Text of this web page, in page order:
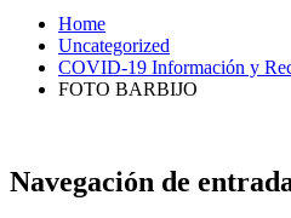
Home
Uncategorized
COVID-19 Información y
FOTO BARBIJO
Navegación de